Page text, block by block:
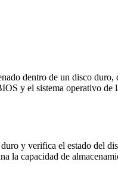
dentro de un disco duro,
y el sistema operativo de
y verifica el estado del
la capacidad de